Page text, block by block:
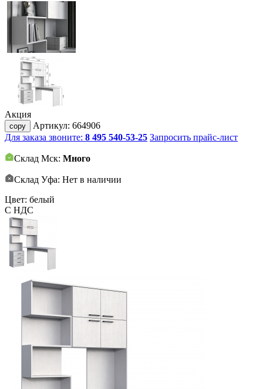
Акция
copy Артикул: 664906
Для заказа звоните: 8 495 540-53-25 Запросить прайс-лист
Склад Мск: Много
Склад Уфа: Нет в наличии
Цвет: белый
С НДС